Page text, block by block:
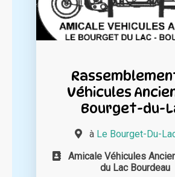
Véhicules
Bourget-du-
à Le Bourget-Du-
Amicale Véhicules
du Lac Bourdeau